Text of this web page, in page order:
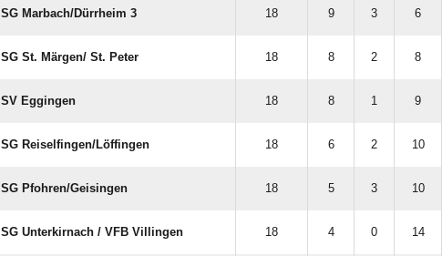
SG Marbach/​Dürrheim 3 18 9 3 6
SG St. Märgen/​ St. Peter 18 8 2 8
SV Eggingen 18 8 1 9
SG Reiselfingen/​Löffingen 18 6 2 10
SG Pfohren/​Geisingen 18 5 3 10
SG Unterkirnach /​ VFB Villingen 18 4 0 14